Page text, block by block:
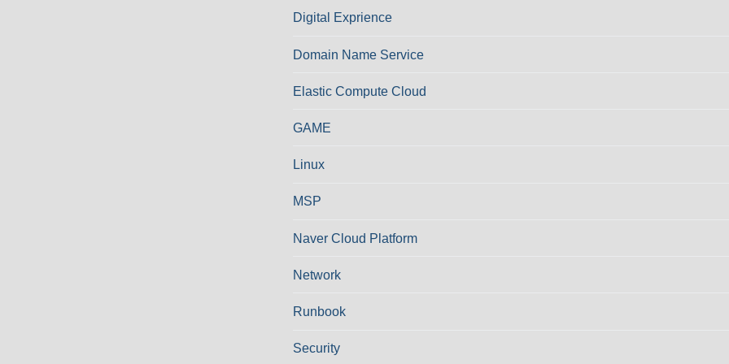
Digital Exprience
Domain Name Service
Elastic Compute Cloud
GAME
Linux
MSP
Naver Cloud Platform
Network
Runbook
Security